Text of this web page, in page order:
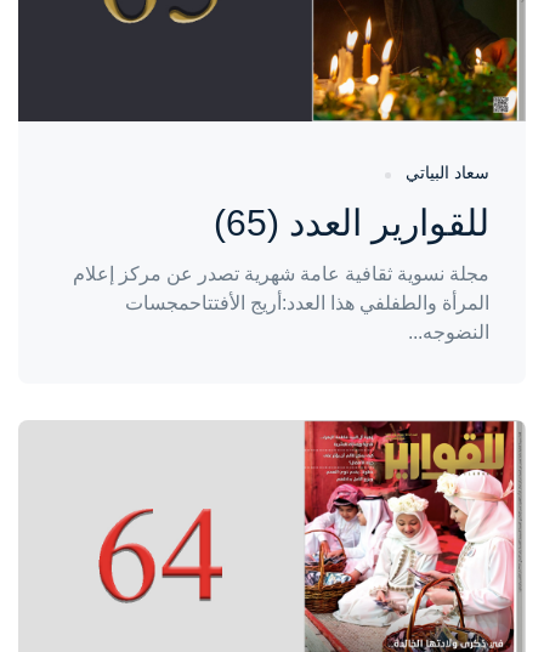
سعاد البياتي
للقوارير العدد (65)
مجلة نسوية ثقافية عامة شهرية تصدر عن مركز إعلام
المرأة والطفلفي هذا العدد:أريج الأفتتاحمجسات
النضوجه...
واحة المرأة
منذ سنتين